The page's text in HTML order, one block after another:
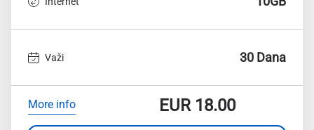
Važi 30 Dana
More info EUR18.00